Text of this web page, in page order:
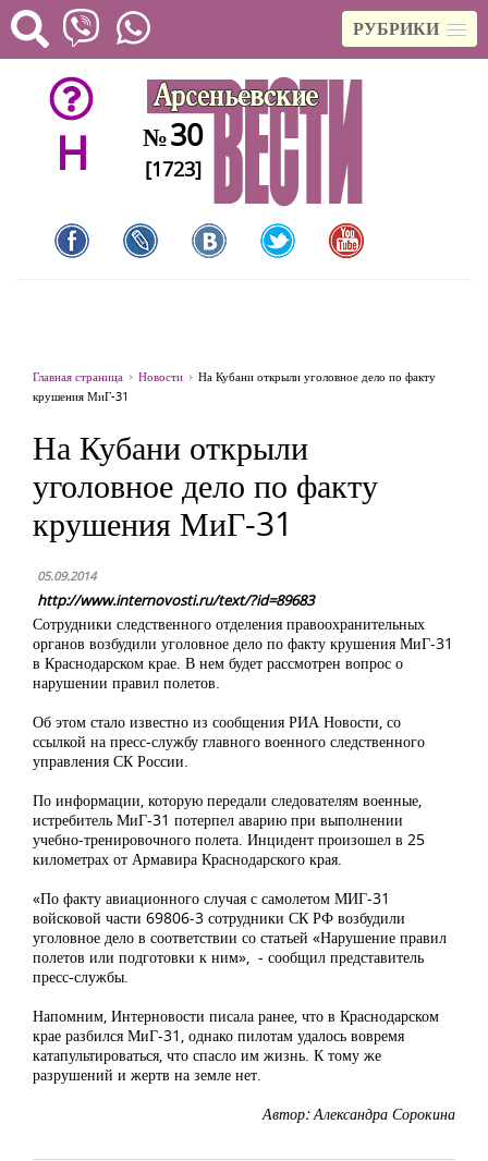
РУБРИКИ
H №30
[1723]
Главная страница Новости
На Кубани открыли уголовное дело по факту
крушения МиГ-31
На Кубани открыли
уголовное дело по факту
крушения МиГ-31
05.09.2014
http://www.internovosti.ru/text/?id=89683
Сотрудники следственного отделения правоохранительных
органов возбудили уголовное дело по факту крушения МиГ-31
в Краснодарском крае. В нем будет рассмотрен вопрос о
нарушении правил полетов.
Об этом стало известно из сообщения РИА Новости, со
ссылкой на пресс-службу главного военного следственного
управления СК России.
По информации, которую передали следователям военные,
истребитель МиГ-31 потерпел аварию при выполнении
учебно-тренировочного полета. Инцидент произошел в 25
километрах от Армавира Краснодарского края.
«По факту авиационного случая с самолетом МИГ-31
войсковой части 69806-3 сотрудники СК РФ возбудили
уголовное дело в соответствии со статьей «Нарушение правил
полетов или подготовки к ним», - сообщил представитель
пресс-службы.
Напомним, Интерновости писала ранее, что в Краснодарском
крае разбился МиГ-31, однако пилотам удалось вовремя
катапультироваться, что спасло им жизнь. К тому же
разрушений и жертв на земле нет.
Автор: Александра Сорокина